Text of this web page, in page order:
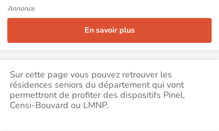
Annonce
En savoir plus
Sur cette page vous pouvez retrouver les
résidences seniors du département qui vont
permettront de profiter des dispositifs Pinel,
Censi-Bouvard ou LMNP.